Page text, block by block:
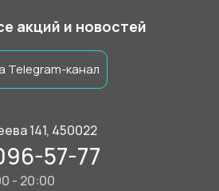
акций и новостей
141, 450022
57-77
Telegram-канал
- 20:00